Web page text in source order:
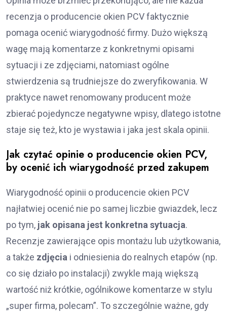
recenzja o producencie okien PCV faktycznie
pomaga ocenić wiarygodność firmy. Dużo większą
wagę mają komentarze z konkretnymi opisami
sytuacji i ze zdjęciami, natomiast ogólne
stwierdzenia są trudniejsze do zweryfikowania. W
praktyce nawet renomowany producent może
zbierać pojedyncze negatywne wpisy, dlatego istotne
staje się też, kto je wystawia i jaka jest skala opinii.
Jak czytać opinie o producencie okien PCV,
by ocenić ich wiarygodność przed zakupem
Wiarygodność opinii o producencie okien PCV
najłatwiej ocenić nie po samej liczbie gwiazdek, lecz
po tym, jak opisana jest konkretna sytuacja.
Recenzje zawierające opis montażu lub użytkowania,
a także zdjęcia i odniesienia do realnych etapów (np.
co się działo po instalacji) zwykle mają większą
wartość niż krótkie, ogólnikowe komentarze w stylu
„super firma, polecam”. To szczególnie ważne, gdy